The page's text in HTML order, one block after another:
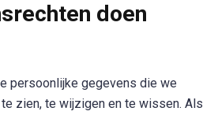
doen
persoonlijke gegevens die we
zien, te wijzigen en te wissen. Als